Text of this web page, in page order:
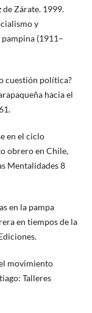
Zárate. 1999.
y
(1911–
cuestión política?
hacia el
en el ciclo
obrero en Chile,
Mentalidades 8
en la pampa
en tiempos de la
movimiento
Talleres